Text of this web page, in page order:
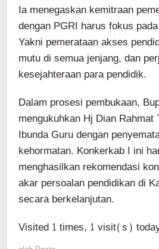
Ia menegaskan kemitraan
dengan PGRI harus fokus
Yakni pemerataan akses
mutu di semua jenjang, dan
kesejahteraan para pendidik.
Dalam prosesi pembukaan,
mengukuhkan Hj Dian Rahmat
Ibunda Guru dengan
kehormatan. Konkerkab I ini
menghasilkan rekomendasi
akar persoalan pendidikan di
secara berkelanjutan.
Visited 1 times, 1 visit(s)